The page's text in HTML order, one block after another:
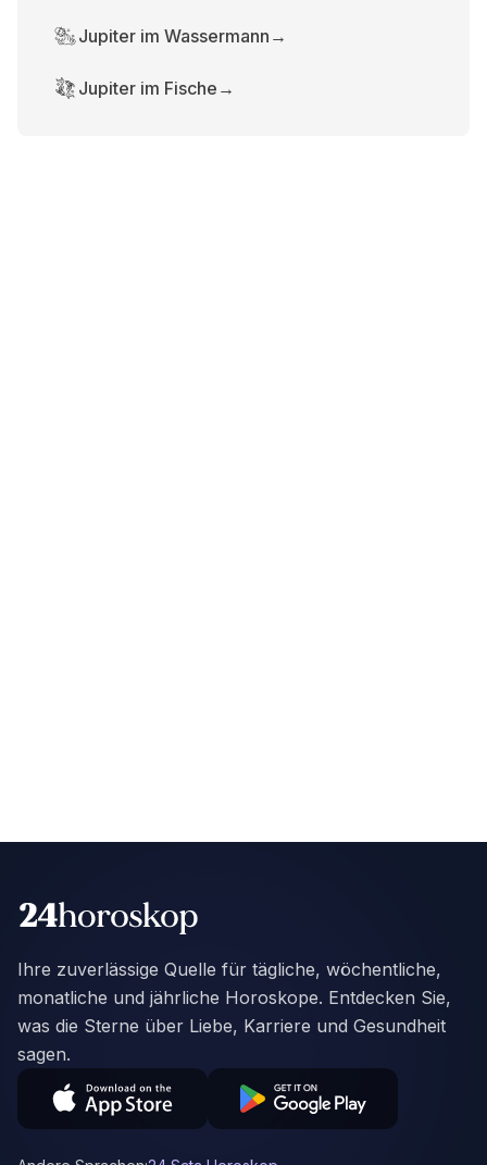
Jupiter im Wassermann →
Jupiter im Fische →
Ihre zuverlässige Quelle für tägliche, wöchentliche,
monatliche und jährliche Horoskope. Entdecken Sie,
was die Sterne über Liebe, Karriere und Gesundheit
sagen.